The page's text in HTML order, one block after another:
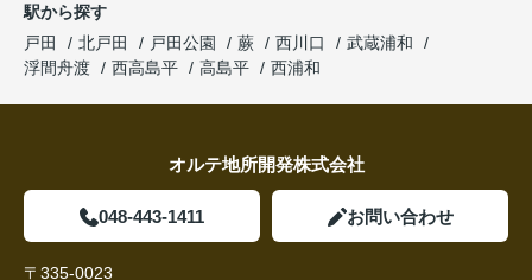
駅から探す
戸田
北戸田 戸田公園 蕨 西川口
武蔵浦和
浮間舟渡
西高島平 高島平 西浦和
オルテ地所開発株式会社
048-443-1411 お問い合わせ
〒335-0023